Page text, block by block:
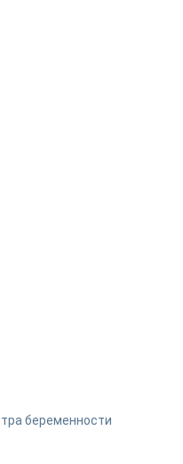
беременности